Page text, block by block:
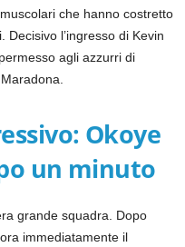
che hanno costretto
l’ingresso di Kevin
agli azzurri di
Okoye
un minuto
grande squadra. Dopo
immediatamente il